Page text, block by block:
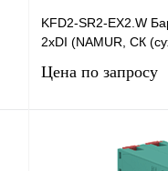
KFD2-SR2-EX2.W
2хDI (NAMUR, СК
Цена по запросу